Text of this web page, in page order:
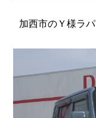
加西市のＹ様ラ